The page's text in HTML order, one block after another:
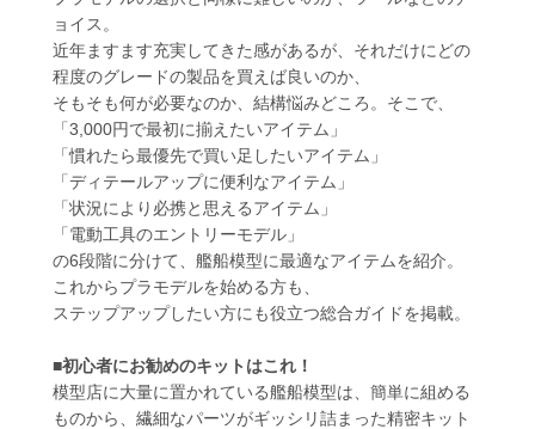
ョイス。
近年ますます充実してきた感があるが、それだけにどの
程度のグレードの製品を買えば良いのか、
そもそも何が必要なのか、結構悩みどころ。そこで、
「3,000円で最初に揃えたいアイテム」
「慣れたら最優先で買い足したいアイテム」
「ディテールアップに便利なアイテム」
「状況により必携と思えるアイテム」
「電動工具のエントリーモデル」
の6段階に分けて、艦船模型に最適なアイテムを紹介。
これからプラモデルを始める方も、
ステップアップしたい方にも役立つ総合ガイドを掲載。
■初心者にお勧めのキットはこれ！
模型店に大量に置かれている艦船模型は、簡単に組める
ものから、繊細なパーツがギッシリ詰まった精密キット